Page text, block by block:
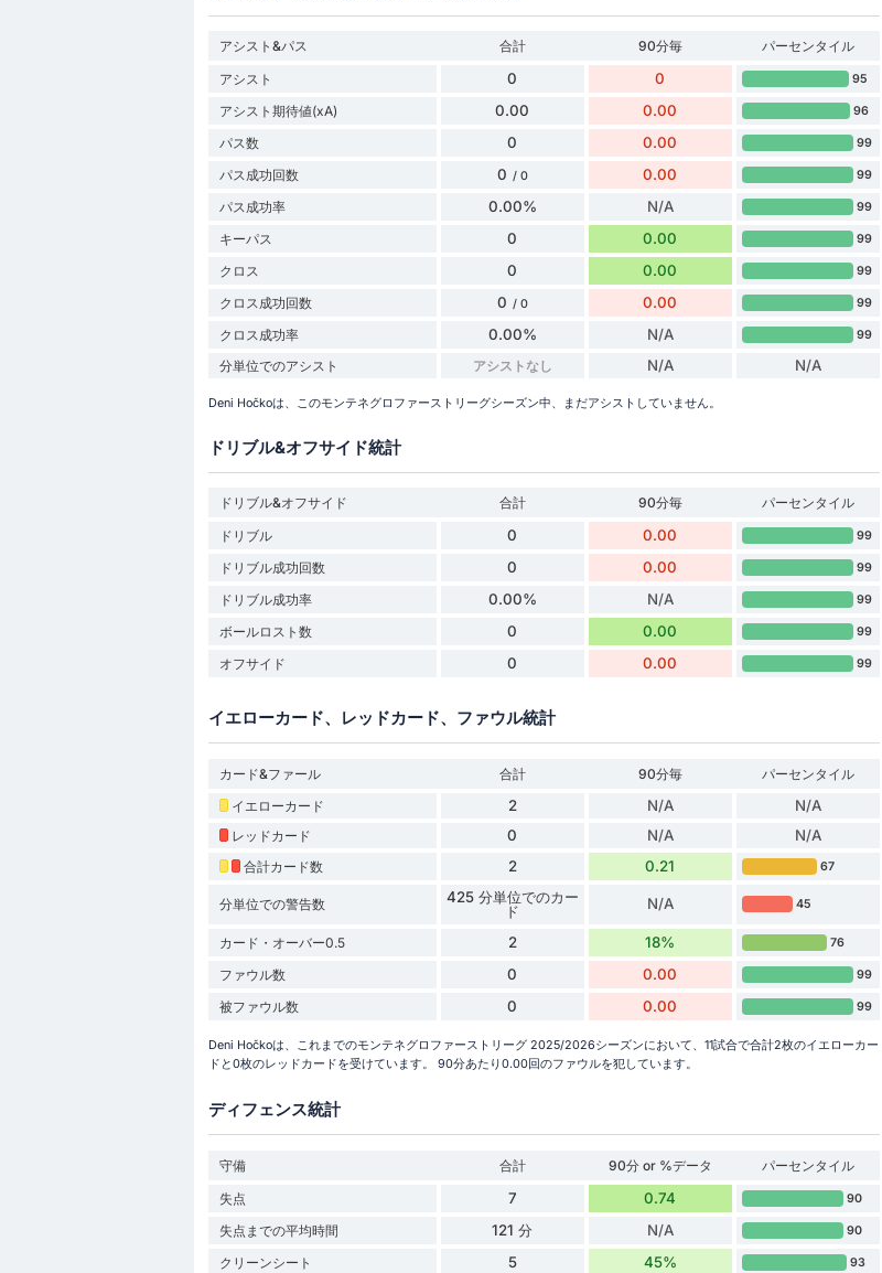
アシスト&パス 合計 90分毎
パーセンタイル
アシスト
0 0 95
アシスト期待値(xA) 0.00 0.00 96
パス数 0 0.00 99
パス成功回数 0 / 0 0.00 99
パス成功率 0.00% N/A 99
キーパス 0 0.00 99
クロス 0 0.00 99
クロス成功回数 0 / 0 0.00 99
クロス成功率 0.00% N/A 99
分単位でのアシスト アシストなし N/A N/A
Deni Hočkoは、このモンテネグロファーストリーグシーズン中、まだアシストしていません。
ドリブル&オフサイド統計
ドリブル&オフサイド 合計 90分毎
パーセンタイル
ドリブル
0 0.00 99
ドリブル成功回数 0 0.00 99
ドリブル成功率 0.00% N/A 99
ボールロスト数 0 0.00 99
オフサイド 0 0.00 99
イエローカード、レッドカード、ファウル統計
カード&ファール 合計 90分毎
パーセンタイル
イエローカード
2 N/A N/A
レッドカード 0 N/A N/A
合計カード数 2 0.21 67
分単位での警告数
425 分単位でのカー
ド
N/A 45
カード・オーバー0.5 2 18% 76
ファウル数 0 0.00 99
被ファウル数 0 0.00 99
Deni Hočkoは、これまでのモンテネグロファーストリーグ 2025/2026シーズンにおいて、11試合で合計2枚のイエローカー
ドと0枚のレッドカードを受けています。 90分あたり0.00回のファウルを犯しています。
ディフェンス統計
守備 合計 90分 or %データ
パーセンタイル
失点
7 0.74 90
失点までの平均時間 121 分 N/A 90
クリーンシート 5 45% 93